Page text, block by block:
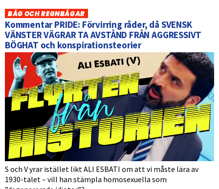
BÅG OCH REGNBÅGAR
Kommentar PRIDE: Förvirring råder, då SVENSK
VÄNSTER VÄGRAR TA AVSTÅND FRÅN AGGRESSIVT
BÖGHAT och konspirationsteorier
S och V yrar istället likt ALI ESBATI om att vi måste lära av
1930-talet – vill han stämpla homosexuella som